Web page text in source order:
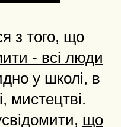
з того, що
- всі люди
у школі, в
мистецтві.
що